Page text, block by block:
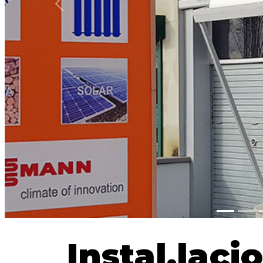
previous